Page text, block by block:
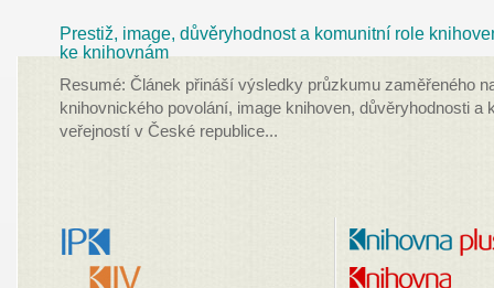
Prestiž, image, důvěryhodnost a komunitní role
ke knihovnám
Resumé: Článek přináší výsledky průzkumu zaměřeného
knihovnického povolání, image knihoven, důvěryhodnosti a
veřejností v České republice...